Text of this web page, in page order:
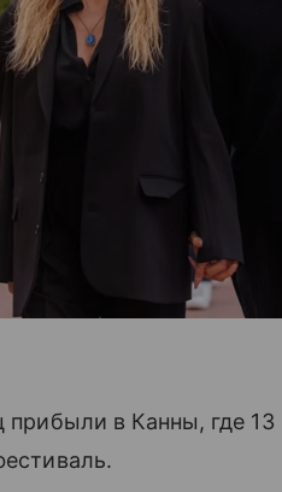
в Канны, где 13